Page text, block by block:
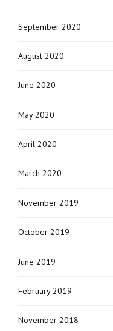
September 2020
August 2020
June 2020
May 2020
April 2020
March 2020
November 2019
October 2019
June 2019
February 2019
November 2018